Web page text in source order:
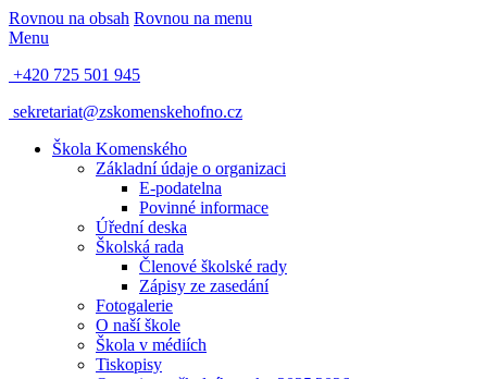
Rovnou na obsah Rovnou na menu
Menu
+420 725 501 945
sekretariat@zskomenskehofno.cz
Škola Komenského
Základní údaje o organizaci
E-podatelna
Povinné informace
Úřední deska
Školská rada
Členové školské rady
Zápisy ze zasedání
Fotogalerie
O naší škole
Škola v médiích
Tiskopisy